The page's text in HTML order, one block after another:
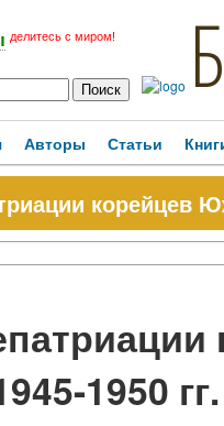
делитесь с миром!
Авторы Статьи
корейцев
1950 гг.